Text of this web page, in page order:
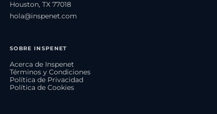
Houston, TX 77018
hola@inspenet.com
SOBRE INSPENET
Acerca de Inspenet
Términos y Condiciones
Política de Privacidad
Política de Cookies